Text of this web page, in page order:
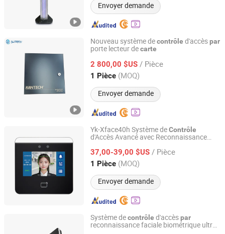
Envoyer demande
Nouveau système decontrôle d'accèspar
porte lecteur decarte
2 800,00 $US / Pièce
1 Pièce (MOQ)
Envoyer demande
Shanghai Sunray Electronics Co., Ltd.
Shanghai, China Depuis 2013
Yk-Xface40h Système deContrôle
d'Accès Avancé avec Reconnaissance
37,00-39,00 $US / Pièce
1 Pièce (MOQ)
Envoyer demande
Guangzhou Yoko Electronics Co., Ltd.
Guangdong, China Depuis 2012
Système decontrôle d'accèspar
reconnaissance faciale biométrique ultra
Shenzhen Easco Smart Equipment Co., Ltd.